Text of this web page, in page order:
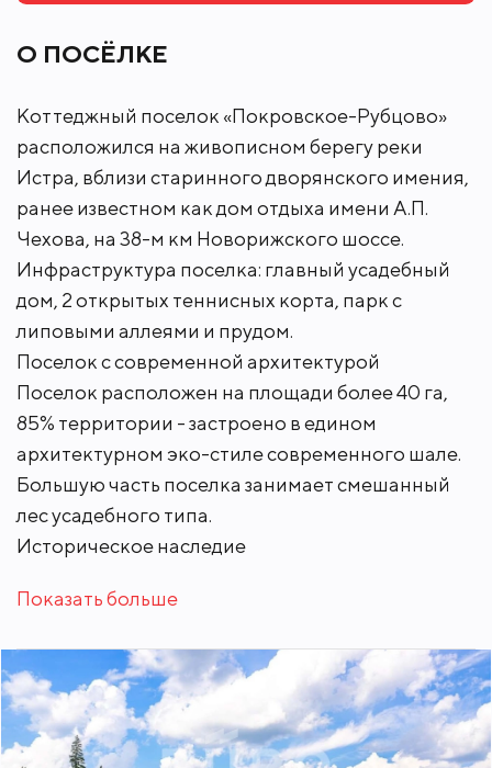
О ПОСЁЛКЕ
Коттеджный поселок «Покровское-Рубцово»
расположился на живописном берегу реки
Истра, вблизи старинного дворянского имения,
ранее известном как дом отдыха имени А.П.
Чехова, на 38-м км Новорижского шоссе.
Инфраструктура поселка: главный усадебный
дом, 2 открытых теннисных корта, парк с
липовыми аллеями и прудом.
Поселок с современной архитектурой
Поселок расположен на площади более 40 га,
85% территории - застроено в едином
архитектурном эко-стиле современного шале.
Большую часть поселка занимает смешанный
лес усадебного типа.
Историческое наследие
Показать больше